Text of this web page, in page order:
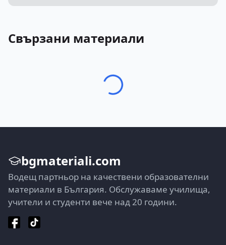
Свързани материали
bgmateriali.com
Водещ партньор на качествени образователни
материали в България. Обслужаваме училища,
учители и студенти вече над 20 години.